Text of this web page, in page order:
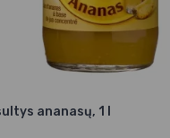
ananasų, 1 l